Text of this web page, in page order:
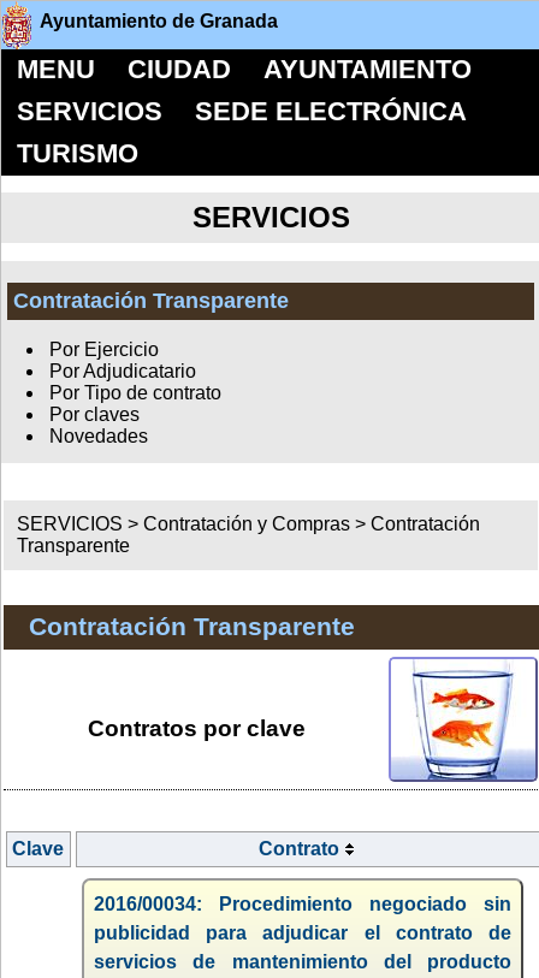
Ayuntamiento de Granada
MENU CIUDAD
AYUNTAMIENTO
SERVICIOS
SEDE ELECTRÓNICA
TURISMO
SERVICIOS
Contratación Transparente
Por Ejercicio
Por Adjudicatario
Por Tipo de contrato
Por claves
Novedades
SERVICIOS >Contratación y Compras >Contratación
Transparente
Contratación Transparente
Contratos por clave
Clave Contrato
2016/00034: Procedimiento negociado sin
publicidad para adjudicar el contrato de
servicios de mantenimiento del producto